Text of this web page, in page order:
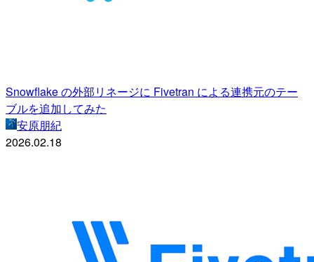
Snowflake の外部リネージに Fivetran による連携元のテー
ブルを追加してみた
安原朋紀
2026.02.18